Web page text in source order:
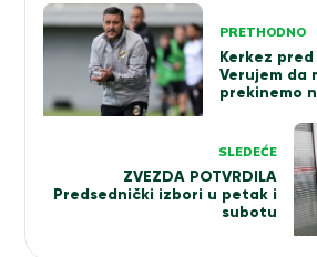
Kretanje
članka
PRETHODNO
Kerkez
Verujem da
prekinemo
SLEDEĆE
ZVEZDA POTVRDILA
Predsednički izbori u petak i
subotu